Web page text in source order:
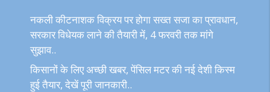
नकली कीटनाशक विक्रय पर होगा सख्त सजा का प्रावधान,
सरकार विधेयक लाने की तैयारी में, 4 फरवरी तक मांगे
सुझाव..
किसानों के लिए अच्छी खबर, पेंसिल मटर की नई देशी किस्म
हुई तैयार, देखें पूरी जानकारी..